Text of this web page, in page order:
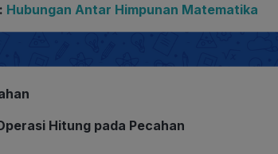
Hubungan Antar Himpunan Matematika
Hitung pada Pecahan